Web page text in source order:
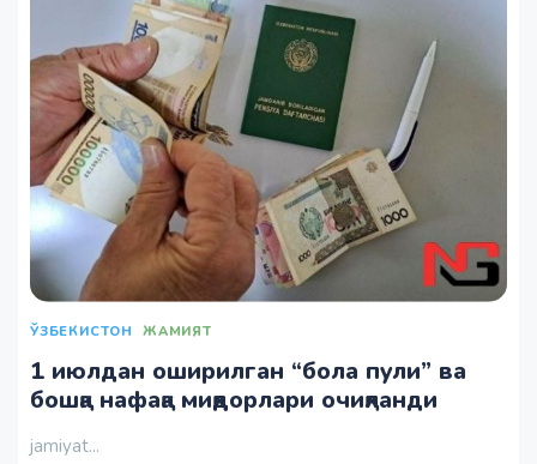
ЎЗБЕКИСТОН ЖАМИЯТ
1 июлдан оширилган “бола пули” ва
бошқа нафақа миқдорлари очиқланди
jamiyat...